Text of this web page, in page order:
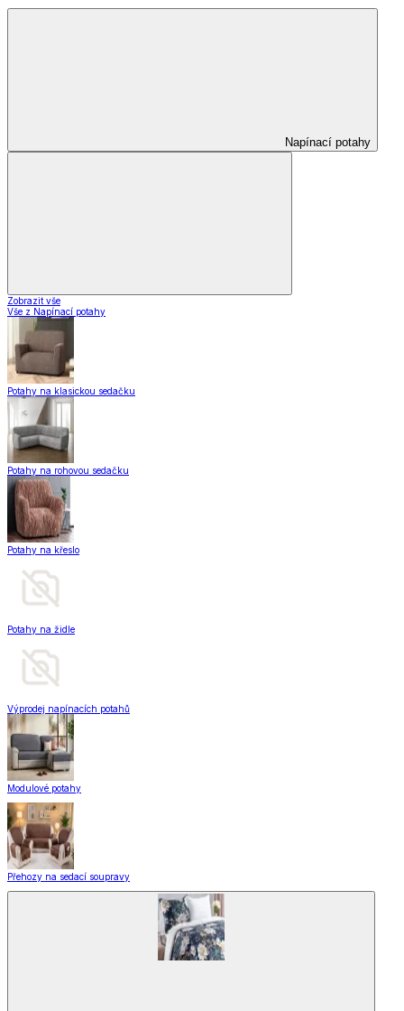
Napínací potahy
Zobrazit vše
Vše z Napínací potahy
Potahy na klasickou sedačku
Potahy na rohovou sedačku
Potahy na křeslo
Potahy na židle
Výprodej napínacích potahů
Modulové potahy
Přehozy na sedací soupravy